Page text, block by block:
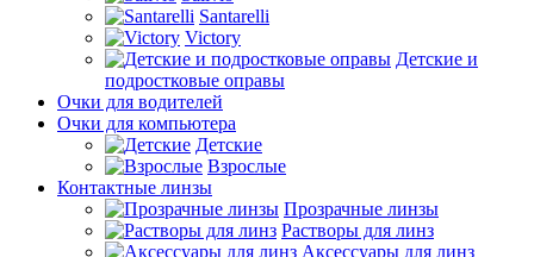
Santarelli
Victory
Детские и
подростковые оправы
Очки для водителей
Очки для компьютера
Детские
Взрослые
Контактные линзы
Прозрачные линзы
Растворы для линз
Аксессуары для линз